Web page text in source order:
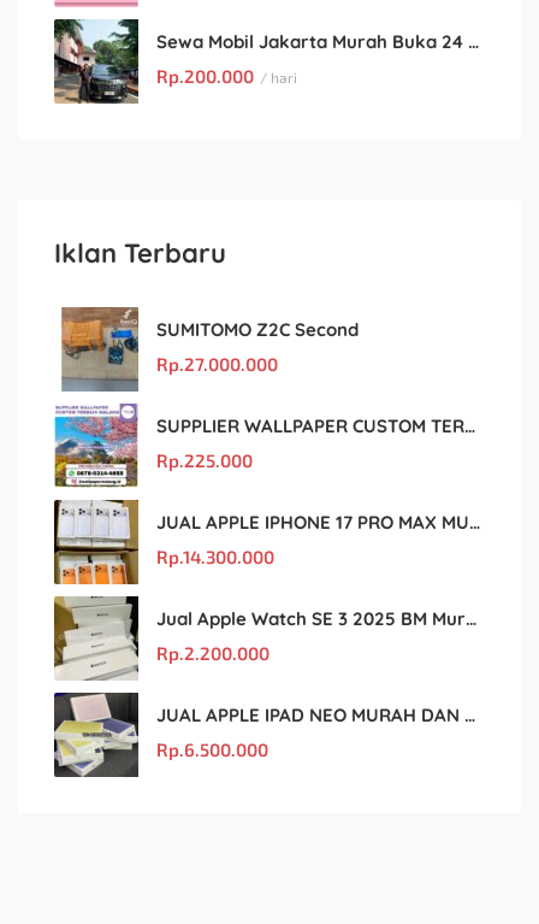
Sewa Mobil Jakarta Murah Buka 24 Jam : Kian Rental
Rp.200.000 / hari
Iklan Terbaru
SUMITOMO Z2C Second
Rp.27.000.000
SUPPLIER WALLPAPER CUSTOM TERBAIK MALANG
Rp.225.000
JUAL APPLE IPHONE 17 PRO MAX MURAH DAN ORIGINAL
Rp.14.300.000
Jual Apple Watch SE 3 2025 BM Murah Dan original
Rp.2.200.000
JUAL APPLE IPAD NEO MURAH DAN ORIGINAL
Rp.6.500.000